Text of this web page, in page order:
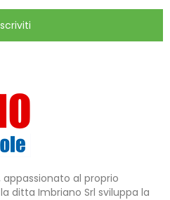
al proprio
ditta Imbriano Srl sviluppa la